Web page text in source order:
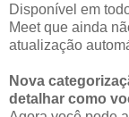
Disponível em
Meet que ainda
atualização
Nova
detalhar como